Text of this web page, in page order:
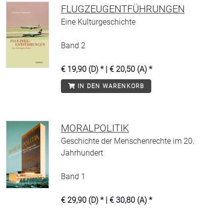
FLUGZEUGENTFÜHRUNGEN
Eine Kulturgeschichte
Band 2
€ 19,90 (D) * | € 20,50 (A) *
IN DEN WARENKORB
MORALPOLITIK
Geschichte der Menschenrechte im 20.
Jahrhundert
Band 1
€ 29,90 (D) * | € 30,80 (A) *